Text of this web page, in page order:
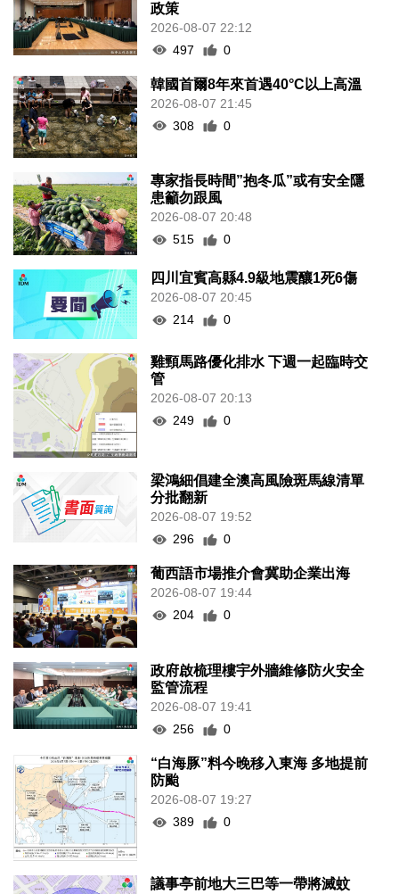
政策
2026-08-07 22:12
497
0
韓國首爾8年來首遇40°C以上高溫
2026-08-07 21:45
308
0
專家指長時間”抱冬瓜”或有安全隱
患籲勿跟風
2026-08-07 20:48
515
0
四川宜賓高縣4.9級地震釀1死6傷
2026-08-07 20:45
214
0
雞頸馬路優化排水 下週一起臨時交
管
2026-08-07 20:13
249
0
梁鴻細倡建全澳高風險斑馬線清單
分批翻新
2026-08-07 19:52
296
0
葡西語市場推介會冀助企業出海
2026-08-07 19:44
204
0
政府啟梳理樓宇外牆維修防火安全
監管流程
2026-08-07 19:41
256
0
“白海豚”料今晚移入東海 多地提前
防颱
2026-08-07 19:27
389
0
議事亭前地大三巴等一帶將滅蚊